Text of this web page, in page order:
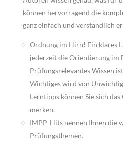
können hervorragend die
ganz einfach und verständlich
Ordnung im Hirn! Ein klares
jederzeit die Orientierung im
Prüfungsrelevantes Wissen
Wichtiges wird von
Lerntipps können Sie sich
merken.
IMPP-Hits nennen Ihnen die
Prüfungsthemen.